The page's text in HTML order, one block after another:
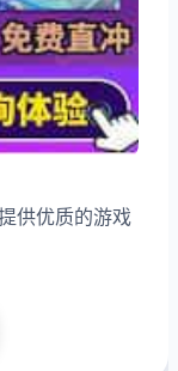
供优质的游戏